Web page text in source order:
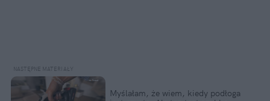
Myślałam, że wiem, kiedy podłoga